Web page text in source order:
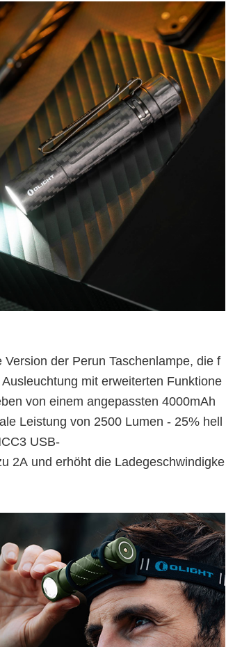
der Perun Taschenlampe, die f
mit erweiterten Funktione
von einem angepassten 4000mAh
Leistung von 2500 Lumen - 25% hell
USB-
2A und erhöht die Ladegeschwindigke